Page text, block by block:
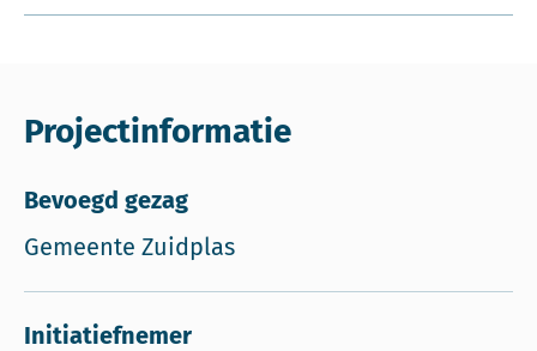
Projectinformatie
Bevoegd gezag
Gemeente Zuidplas
Initiatiefnemer